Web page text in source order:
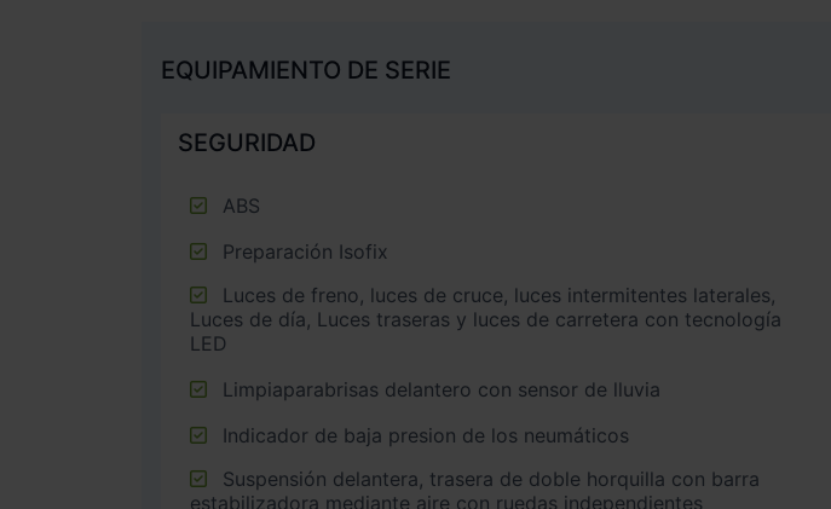
EQUIPAMIENTO DE SERIE
SEGURIDAD
ABS
Preparación Isofix
Luces de día, Luces traseras y luces de carretera con tecnología
LED
Limpiaparabrisas delantero con sensor de lluvia
Indicador de baja presion de los neumáticos
estabilizadora mediante aire con ruedas independientes